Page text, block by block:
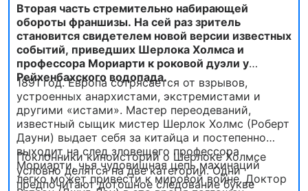
Вторая часть стремительно набирающей
обороты франшизы. На сей раз зритель
становится свидетелем новой версии известных
событий, приведших Шерлока Холмса и
профессора Мориарти к роковой дуэли у
Рейхенбахского водопада.
1891 год. Европа сотрясается от взрывов,
устроенных анархистами, экстремистами и
другими «истами». Мастер переодеваний,
известный сыщик мистер Шерлок Холмс (Роберт
Дауни) выдает себя за китайца и постепенно
выходит на след зловещего профессора
Мориарти, чья чудовищная цепь махинаций
легко может привести к мировой войне. Доктор
Поклонники киноисторий о Шерлоке Холмсе
условно делятся на две категории. Одни
предпочитают дотошное следование букве